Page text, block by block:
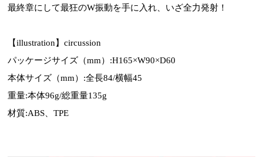
最終章にして最狂のW振動を手に入れ、いざ全力発射！
【illustration】circussion
パッケージサイズ（mm）:H165×W90×D60
本体サイズ（mm）:全長84/横幅45
重量:本体96g/総重量135g
材質:ABS、TPE